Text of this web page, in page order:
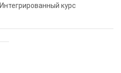
Интегрированный курс